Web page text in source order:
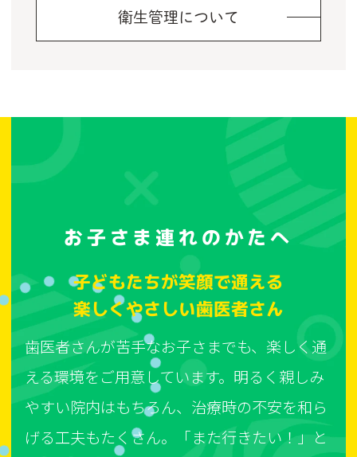
衛生管理について
お子さま連れのかたへ
子どもたちが笑顔で通える
楽しくやさしい歯医者さん
歯医者さんが苦手なお子さまでも、楽しく通
える環境をご用意しています。明るく親しみ
やすい院内はもちろん、治療時の不安を和ら
げる工夫もたくさん。「また行きたい！」と